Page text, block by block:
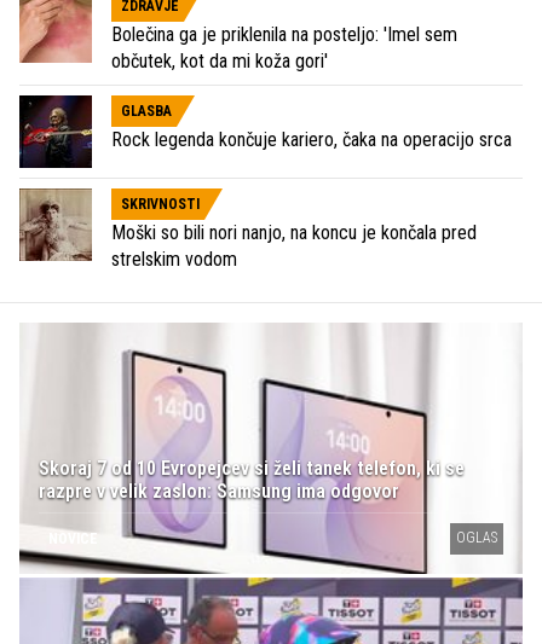
ZDRAVJE
Bolečina ga je priklenila na posteljo: 'Imel sem
občutek, kot da mi koža gori'
GLASBA
Rock legenda končuje kariero, čaka na operacijo srca
SKRIVNOSTI
Moški so bili nori nanjo, na koncu je končala pred
strelskim vodom
Skoraj 7 od 10 Evropejcev si želi tanek telefon, ki se
razpre v velik zaslon: Samsung ima odgovor
OGLAS